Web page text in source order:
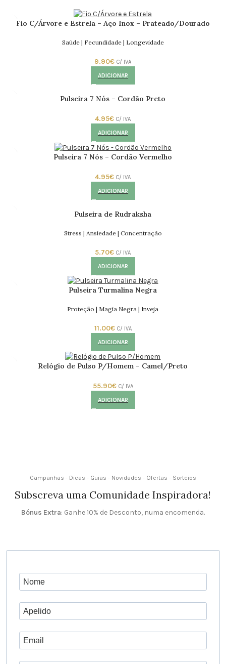
Fio C/Árvore e Estrela – Aço Inox – Prateado/Dourado
Saúde | Fecundidade | Longevidade
9.90€ C/ IVA
ADICIONAR
Pulseira 7 Nós – Cordão Preto
4.95€ C/ IVA
ADICIONAR
Pulseira 7 Nós – Cordão Vermelho
4.95€ C/ IVA
ADICIONAR
Pulseira de Rudraksha
Stress | Ansiedade | Concentração
5.70€ C/ IVA
ADICIONAR
Pulseira Turmalina Negra
Proteção | Magia Negra | Inveja
11.00€ C/ IVA
ADICIONAR
Relógio de Pulso P/Homem – Camel/Preto
55.90€ C/ IVA
ADICIONAR
Campanhas - Dicas - Guias - Novidades - Ofertas - Sorteios
Subscreva uma Comunidade Inspiradora!
Bónus Extra: Ganhe 10% de Desconto, numa encomenda.